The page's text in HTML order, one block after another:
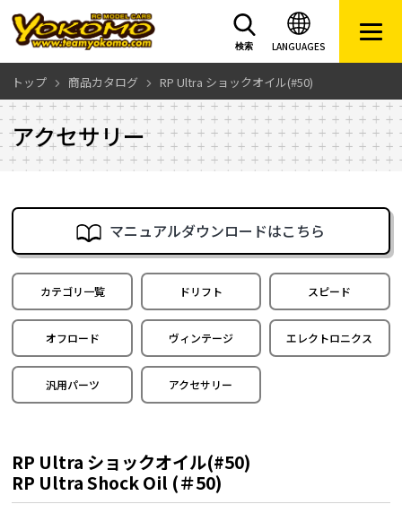
LANGUAGES
検索
トップ 商品カタログ RP Ultra ショックオイル(#50)
アクセサリー
マニュアルダウンロードはこちら
カテゴリ一覧 ドリフト スピード
オフロード ヴィンテージ エレクトロニクス
汎用パーツ アクセサリー
RP Ultra ショックオイル(#50)
RP Ultra Shock Oil (＃50)